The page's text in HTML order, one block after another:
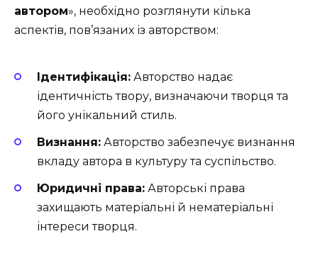
автором», необхідно розглянути кілька
аспектів, пов’язаних із авторством:
Ідентифікація: Авторство надає
ідентичність твору, визначаючи творця та
його унікальний стиль.
Визнання: Авторство забезпечує визнання
вкладу автора в культуру та суспільство.
Юридичні права: Авторські права
захищають матеріальні й нематеріальні
інтереси творця.